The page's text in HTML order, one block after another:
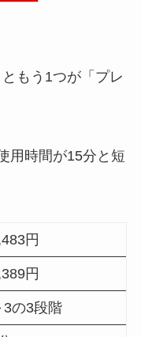
もう1つが「プレ
用時間が15分 と短
円
円
3の3段階